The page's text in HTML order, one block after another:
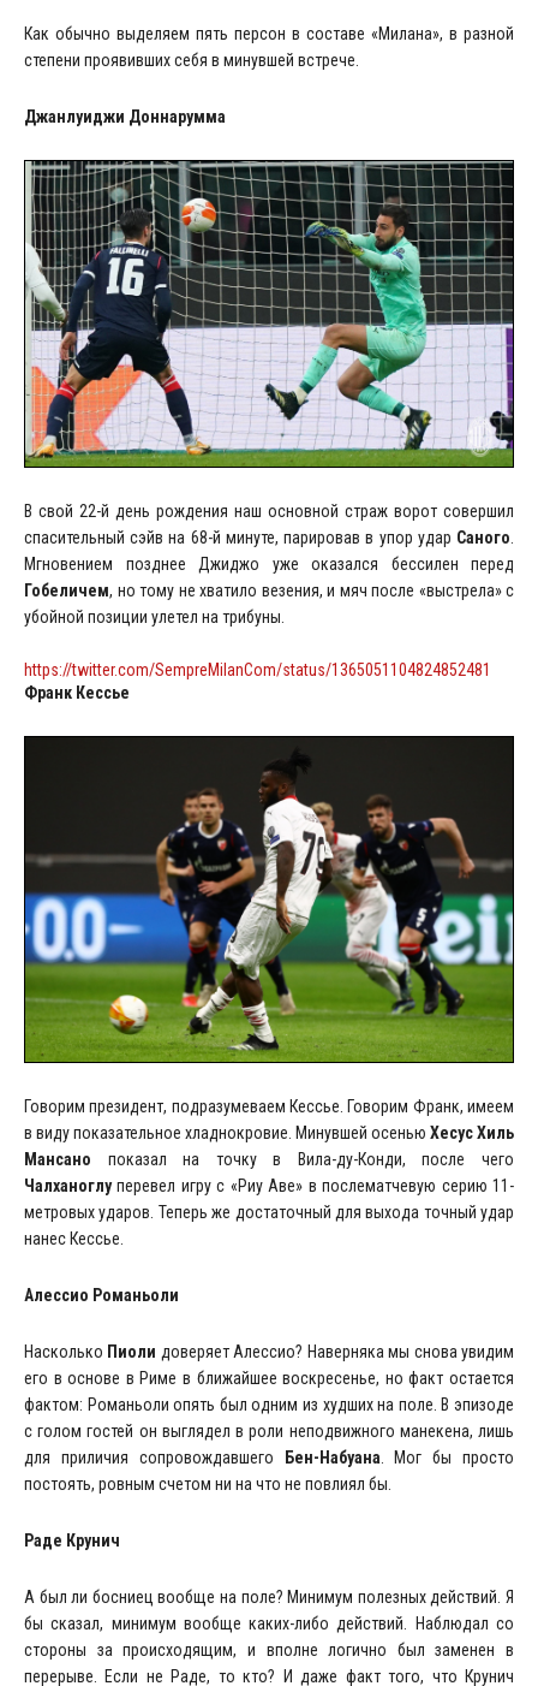
Как обычно выделяем пять персон в составе «Милана», в разной
степени проявивших себя в минувшей встрече.
Джанлуиджи Доннарумма
В свой 22-й день рождения наш основной страж ворот совершил
спасительный сэйв на 68-й минуте, парировав в упор удар Саного
Мгновением позднее Джиджо уже оказался бессилен перед
Гобеличем, но тому не хватило везения, и мяч после «выстрела» с
убойной позиции улетел на трибуны.
https://twitter.com/SempreMilanCom/status/1365051104824852481
Франк Кессье
Говорим президент, подразумеваем Кессье. Говорим Франк, имеем
в виду показательное хладнокровие. Минувшей осенью Хесус Хиль
Мансано показал на точку в Вила-ду-Конди, после чего
Чалханоглуперевел игру с «Риу Аве» в послематчевую серию 11-
метровых ударов. Теперь же достаточный для выхода точный удар
нанес Кессье.
Алессио Романьоли
Насколько Пиоли доверяет Алессио? Наверняка мы снова увидим
его в основе в Риме в ближайшее воскресенье, но факт остается
фактом: Романьоли опять был одним из худших на поле. В эпизоде
с голом гостей он выглядел в роли неподвижного манекена, лишь
для приличия сопровождавшего Бен-Набуана . Мог бы просто
постоять, ровным счетом ни на что не повлиял бы.
Раде Крунич
А был ли босниец вообще на поле? Минимум полезных действий. Я
бы сказал, минимум вообще каких-либо действий. Наблюдал со
стороны за происходящим, и вполне логично был заменен в
перерыве. Если не Раде, то кто? И даже факт того, что Крунич